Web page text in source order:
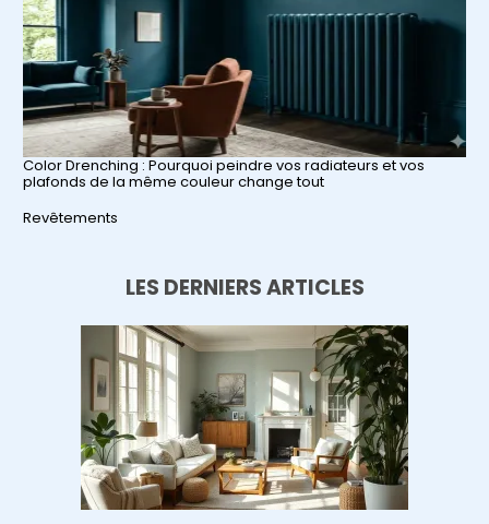
Color Drenching : Pourquoi peindre vos radiateurs et vos
plafonds de la même couleur change tout
Par rapport à
Revêtements
LES DERNIERS ARTICLES